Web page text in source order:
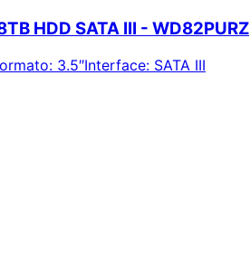
HDD SATA III - WD82PURZ
: 3.5″Interface: SATA III